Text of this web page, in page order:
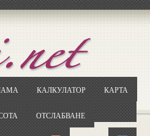
КАЛКУЛАТОР КАРТА
ОТСЛАБВАНЕ